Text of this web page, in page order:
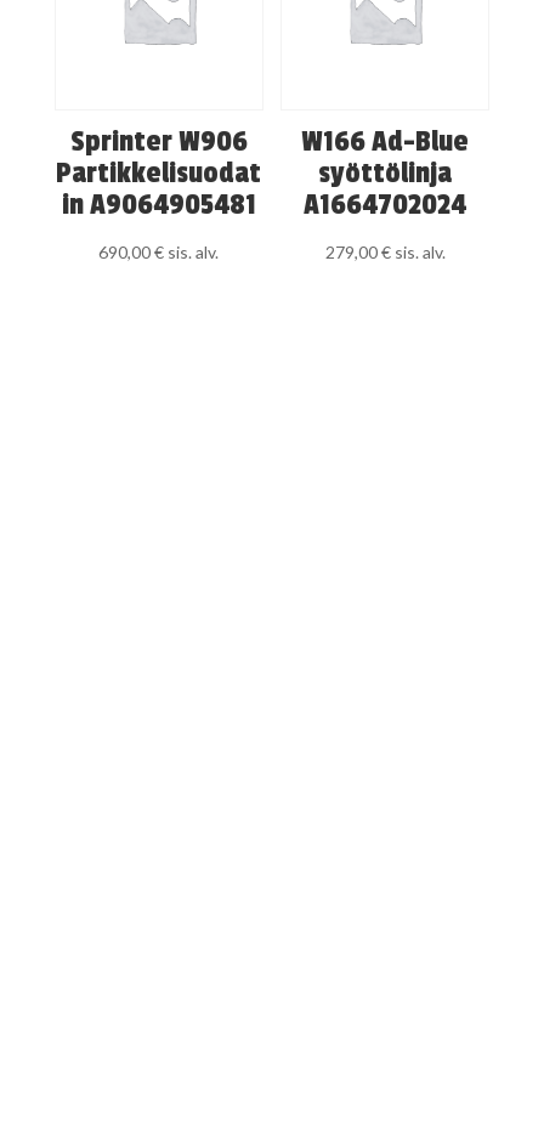
Sprinter W906
Partikkelisuodat
in A9064905481
690,00€ sis. alv.
W166 Ad-Blue
syöttölinja
A1664702024
279,00€ sis. alv.